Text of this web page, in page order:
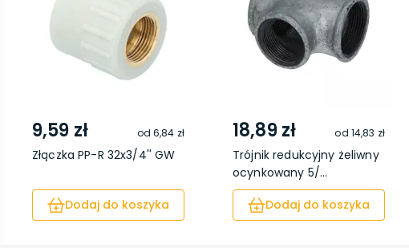
9,59 zł od6,84 zł
Złączka PP-R 32x3/4'' GW
Dodaj do koszyka
18,89 zł od 14,83 zł
Trójnik redukcyjny żeliwny
ocynkowany 5/...
Dodaj do koszyka